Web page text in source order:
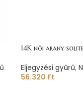
14K női arany
Eljegyzési gyűrű,
56.320 Ft